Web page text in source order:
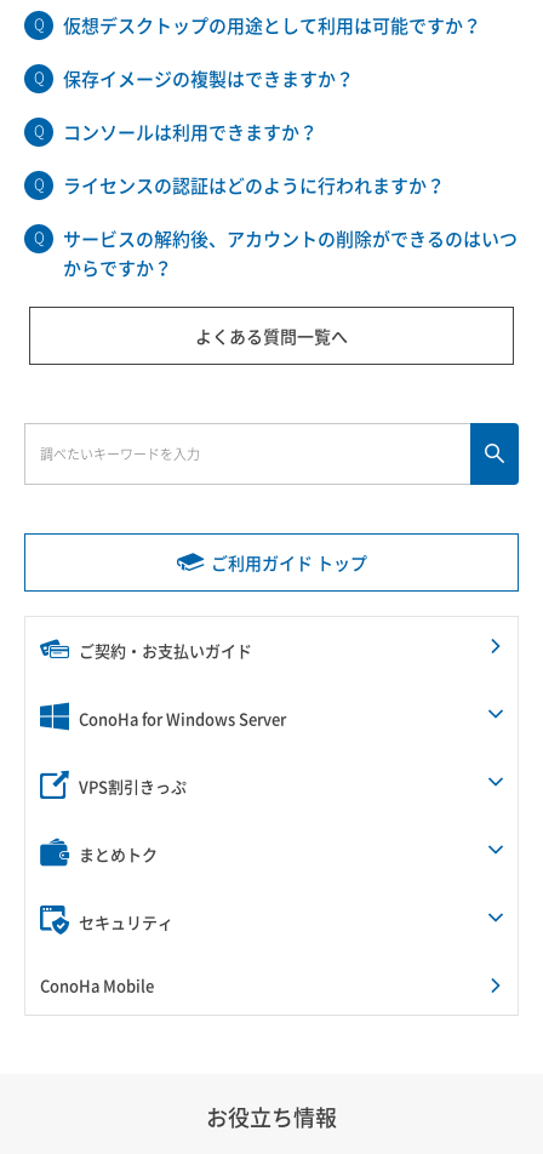
ご利用ガイド トップ
ご契約・お支払いガイド
ConoHa for Windows Server
VPS割引きっぷ
まとめトク
セキュリティ
ConoHa Mobile
仮想デスクトップの用途として利用は可能ですか？
保存イメージの複製はできますか？
コンソールは利用できますか？
ライセンスの認証はどのように行われますか？
サービスの解約後、アカウントの削除ができるのはいつ
からですか？
よくある質問一覧へ
お役立ち情報